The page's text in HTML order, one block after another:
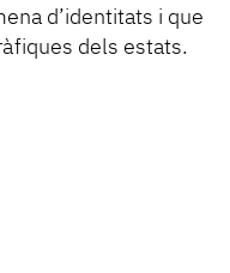
d’identitats i que
dels estats.